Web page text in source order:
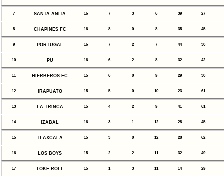
7 SANTA ANITA 16 7 3 6 39 27
8 CHAPINES FC 16 8 0 8 35 45
9 PORTUGAL 16 7 2 7 44 30
10 PU 16 6 2 8 32 42
11 HIERBEROS FC 15 6 0 9 29 30
12 IRAPUATO 15 5 0 10 23 61
13 LA TRINCA 15 4 2 9 41 61
14 IZABAL 16 3 1 12 28 45
15 TLAXCALA 15 3 0 12 28 62
16 LOS BOYS 15 2 2 11 32 49
17 TOKE ROLL 15 1 3 11 14 29